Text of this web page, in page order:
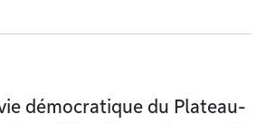
démocratique du Plateau-